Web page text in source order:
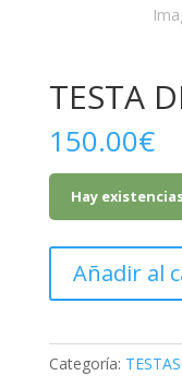
TESTA
150.00€
Hay
MORO
cantidad
Añadir al
Categoría: TESTAS